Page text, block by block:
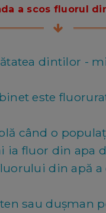
a scos fluorul
dintilor -
este
când o
ia fluor din apa
din apă a
sau dușman